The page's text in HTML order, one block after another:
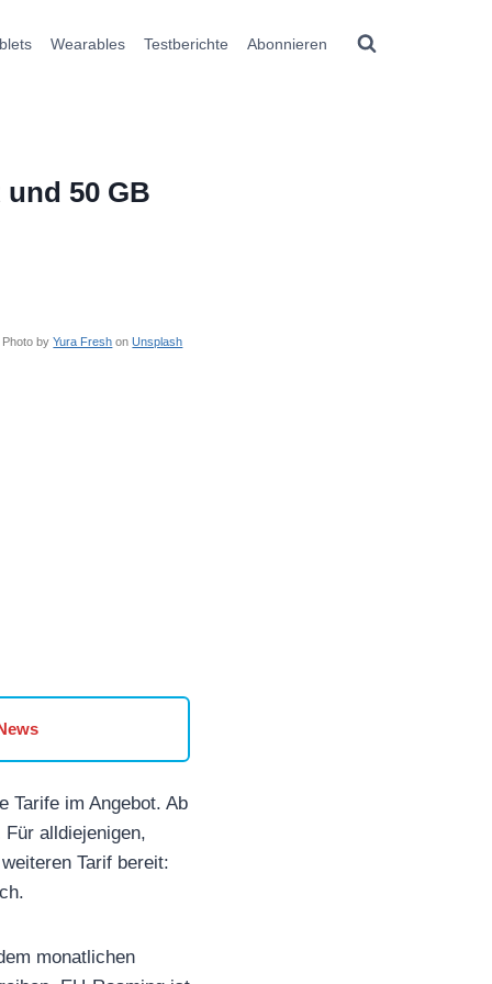
Wearables Testberichte Abonnieren
50 GB
Photo byYura Fresh onUnsplash
Tarife im Angebot. Ab
alldiejenigen,
Tarif bereit:
monatlichen